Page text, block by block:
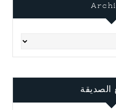
الصديقة